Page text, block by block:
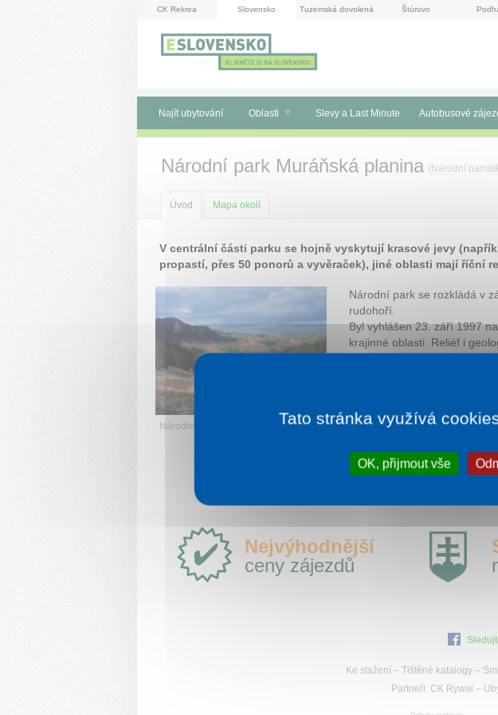
CK Rekrea Slovensko Tuzemská dovolená Štúrovo
Najít ubytování Oblasti Slevy a Last Minute Autobusové
Národní park Muráňská planina ( Národní
Úvod Mapa okolí
V centrální části parku se hojně vyskytují krasové jevy
propastí, přes 50 ponorů a vyvěraček), jiné oblasti mají říční
Národní park Muráňská planina
Národní park se rozkládá v
rudohoří.
Byl vyhlášen 23. září 1997
krajinné oblasti. Reliéf i
Proč
e-
Slovensko.cz?
Nejvýhodnější
ceny zájezdů
Ke stažení – Tištěné katalogy–
Partneři: CK Rywal –
Tato stránka využívá
OK, přijmout vše